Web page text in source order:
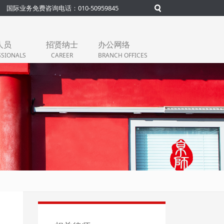
国际业务免费咨询电话：010-50959845
员 招贤纳士
CAREER
办公网络
BRANCH OFFICES